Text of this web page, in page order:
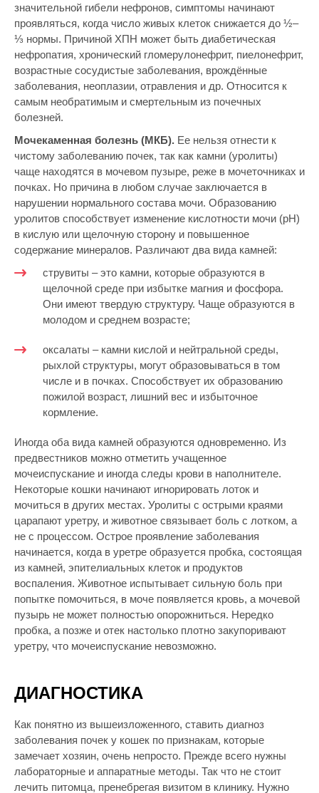
значительной гибели нефронов, симптомы начинают
проявляться, когда число живых клеток снижается до ½–
⅓ нормы. Причиной ХПН может быть диабетическая
нефропатия, хронический гломерулонефрит, пиелонефрит,
возрастные сосудистые заболевания, врождённые
заболевания, неоплазии, отравления и др. Относится к
самым необратимым и смертельным из почечных
болезней.
Мочекаменная болезнь (МКБ). Ее нельзя отнести к
чистому заболеванию почек, так как камни (уролиты)
чаще находятся в мочевом пузыре, реже в мочеточниках и
почках. Но причина в любом случае заключается в
нарушении нормального состава мочи. Образованию
уролитов способствует изменение кислотности мочи (рН)
в кислую или щелочную сторону и повышенное
содержание минералов. Различают два вида камней:
струвиты – это камни, которые образуются в
щелочной среде при избытке магния и фосфора.
Они имеют твердую структуру. Чаще образуются в
молодом и среднем возрасте;
оксалаты – камни кислой и нейтральной среды,
рыхлой структуры, могут образовываться в том
числе и в почках. Способствует их образованию
пожилой возраст, лишний вес и избыточное
кормление.
Иногда оба вида камней образуются одновременно. Из
предвестников можно отметить учащенное
мочеиспускание и иногда следы крови в наполнителе.
Некоторые кошки начинают игнорировать лоток и
мочиться в других местах. Уролиты с острыми краями
царапают уретру, и животное связывает боль с лотком, а
не с процессом. Острое проявление заболевания
начинается, когда в уретре образуется пробка, состоящая
из камней, эпителиальных клеток и продуктов
воспаления. Животное испытывает сильную боль при
попытке помочиться, в моче появляется кровь, а мочевой
пузырь не может полностью опорожниться. Нередко
пробка, а позже и отек настолько плотно закупоривают
уретру, что мочеиспускание невозможно.
ДИАГНОСТИКА
Как понятно из вышеизложенного, ставить диагноз
заболевания почек у кошек по признакам, которые
замечает хозяин, очень непросто. Прежде всего нужны
лабораторные и аппаратные методы. Так что не стоит
лечить питомца, пренебрегая визитом в клинику. Нужно